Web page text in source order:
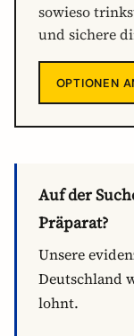
sowieso
und sichere
OPTIONEN
Auf der
Präparat?
Unsere
Deutschland
lohnt.